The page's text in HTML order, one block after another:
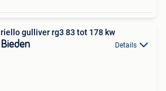
riello gulliver rg3 83 tot 178 kw
Bieden Details